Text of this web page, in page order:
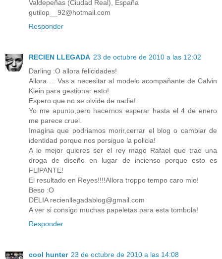
Valdepeñas (Ciudad Real), España
gutilop__92@hotmail.com
Responder
RECIEN LLEGADA 23 de octubre de 2010 a las 12:02
Darling :O allora felicidades!
Allora ... Vas a necesitar al modelo acompañante de Calvin
Klein para gestionar esto!
Espero que no se olvide de nadie!
Yo me apunto,pero hacernos esperar hasta el 4 de enero
me parece cruel.
Imagina que podriamos morir,cerrar el blog o cambiar de
identidad porque nos persigue la policia!
A lo mejor quieres ser el rey mago Rafael que trae una
droga de diseño en lugar de incienso porque esto es
FLIPANTE!
El resultado en Reyes!!!!Allora troppo tempo caro mio!
Beso :O
DELIA recienllegadablog@gmail.com
A ver si consigo muchas papeletas para esta tombola!
Responder
cool hunter 23 de octubre de 2010 a las 14:08